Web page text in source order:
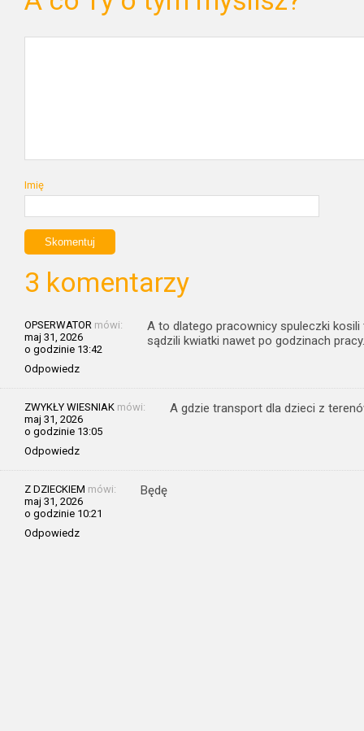
Imię
3 komentarzy
OPSERWATOR mówi:
maj 31, 2026
o godzinie 13:42
Odpowiedz
A to dlatego pracownicy spuleczki
sądzili kwiatki nawet po godzinach
ZWYKŁY WIESNIAK mówi:
maj 31, 2026
o godzinie 13:05
Odpowiedz
A gdzie transport dla dzieci z
Z DZIECKIEM mówi:
maj 31, 2026
o godzinie 10:21
Odpowiedz
Będę